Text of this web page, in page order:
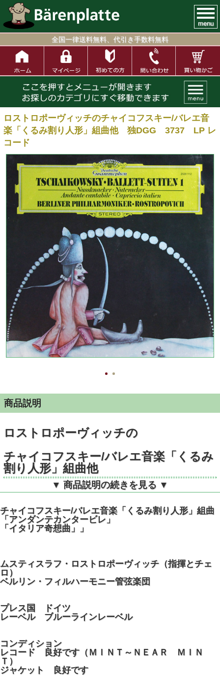
menu
全国一律送料無料、代引き手数料無料
ロストロポーヴィッチのチャイコフスキー/バレエ音
楽「くるみ割り人形」組曲他 独DGG 3737 LP レ
コード
商品説明
ロストロポーヴィッチの
チャイコフスキー/バレエ音楽「くるみ
割り人形」組曲他
独DGG 2531112 STEREO
▼ 商品説明の続きを見る ▼
チャイコフスキー/バレエ音楽「くるみ割り人形」組曲
「アンダンテカンタービレ」
「イタリア奇想曲」」
ムスティスラフ・ロストロポーヴィッチ（指揮とチェ
ロ）
ベルリン・フィルハーモニー管弦楽団
プレス国 ドイツ
レーベル ブルーラインレーベル
コンディション
レコード 良好です（ＭＩＮＴ～ＮＥＡＲ ＭＩＮ
Ｔ）
ジャケット 良好です